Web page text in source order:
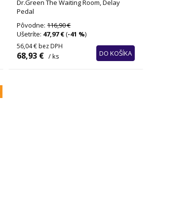
Dr.Green The Waiting Room, Delay
Pedal
Pôvodne:116,90 €
Ušetríte: 47,97 €(-41 %)
56,04 € bez DPH
68,93 € / ks DO KOŠÍKA